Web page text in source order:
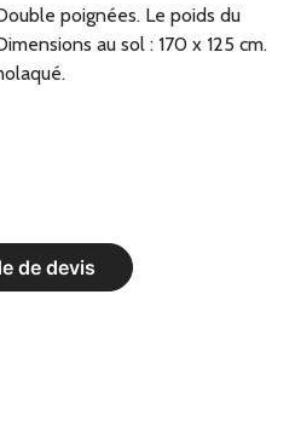
poignées. Le poids du
au sol : 170 x 125 cm.
de devis